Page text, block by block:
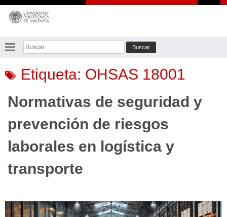
Saltar
contenido
Buscar:
Etiqueta: OHSAS 18001
Normativas de seguridad y
prevención de riesgos
laborales en logística y
transporte